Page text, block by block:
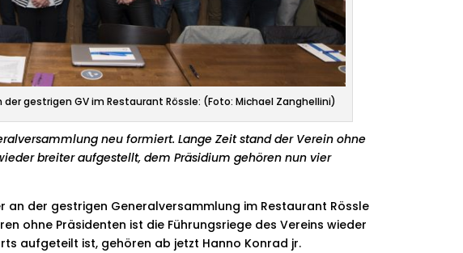
gestrigen GV im Restaurant Rössle: (Foto: Michael Zanghellini)
neu formiert. Lange Zeit stand der Verein ohne
breiter aufgestellt, dem Präsidium gehören nun vier
an der gestrigen Generalversammlung im Restaurant Rössle
ohne Präsidenten ist die Führungsriege des Vereins wieder
aufgeteilt ist, gehören ab jetzt Hanno Konrad jr.